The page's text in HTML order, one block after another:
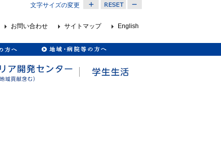
文字サイズの変更
お問い合わせ サイトマップ English